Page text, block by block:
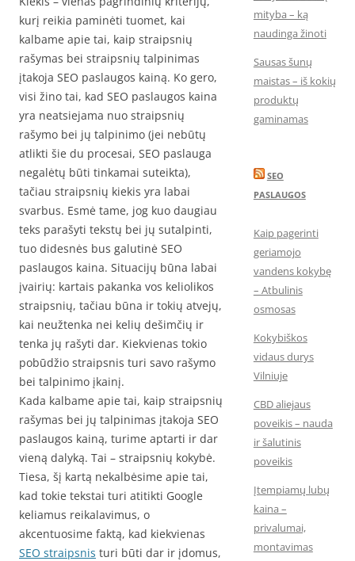
kurį reikia paminėti tuomet, kai
kalbame apie tai, kaip straipsnių
rašymas bei straipsnių talpinimas
įtakoja SEO paslaugos kainą. Ko gero,
visi žino tai, kad SEO paslaugos kaina
yra neatsiejama nuo straipsnių
rašymo bei jų talpinimo (jei nebūtų
atlikti šie du procesai, SEO paslauga
negalėtų būti tinkamai suteikta),
tačiau straipsnių kiekis yra labai
svarbus. Esmė tame, jog kuo daugiau
teks parašyti tekstų bei jų sutalpinti,
tuo didesnės bus galutinė SEO
paslaugos kaina. Situacijų būna labai
įvairių: kartais pakanka vos keliolikos
straipsnių, tačiau būna ir tokių atvejų,
kai neužtenka nei kelių dešimčių ir
tenka jų rašyti dar. Kiekvienas tokio
pobūdžio straipsnis turi savo rašymo
bei talpinimo įkainį.
Kada kalbame apie tai, kaip straipsnių
rašymas bei jų talpinimas įtakoja SEO
paslaugos kainą, turime aptarti ir dar
vieną dalyką. Tai – straipsnių kokybė.
Tiesa, šį kartą nekalbėsime apie tai,
kad tokie tekstai turi atitikti Google
keliamus reikalavimus, o
akcentuosime faktą, kad kiekvienas
SEO straipsnis turi būti dar ir įdomus,
mityba – ką
naudinga žinoti
Sausas šunų
maistas – iš kokių
produktų
gaminamas
SEO
PASLAUGOS
Kaip pagerinti
geriamojo
vandens kokybę
– Atbulinis
osmosas
Kokybiškos
vidaus durys
Vilniuje
CBD aliejaus
poveikis – nauda
ir šalutinis
poveikis
Įtempiamų lubų
kaina –
privalumai,
montavimas